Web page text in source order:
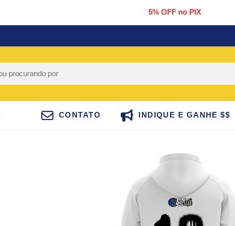
5% OFF no PIX
CONTATO INDIQUE E GANHE $$